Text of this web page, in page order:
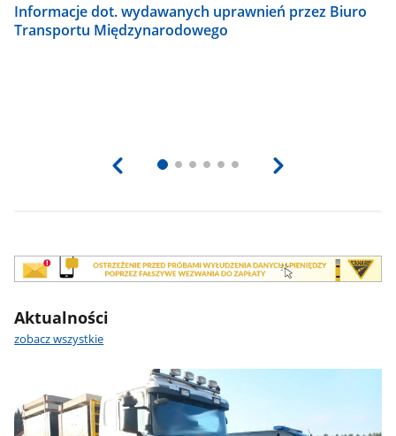
Informacje dot. wydawanych uprawnień przez Biuro
Transportu Międzynarodowego
baner
CANARD
Aktualności
zobacz wszystkie